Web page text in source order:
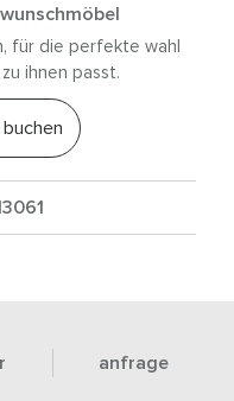
für die perfekte wahl
ihnen passt.
anfrage